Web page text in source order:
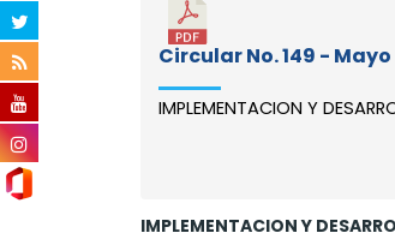
Circular No. 149 - Mayo
IMPLEMENTACION Y
IMPLEMENTACION Y